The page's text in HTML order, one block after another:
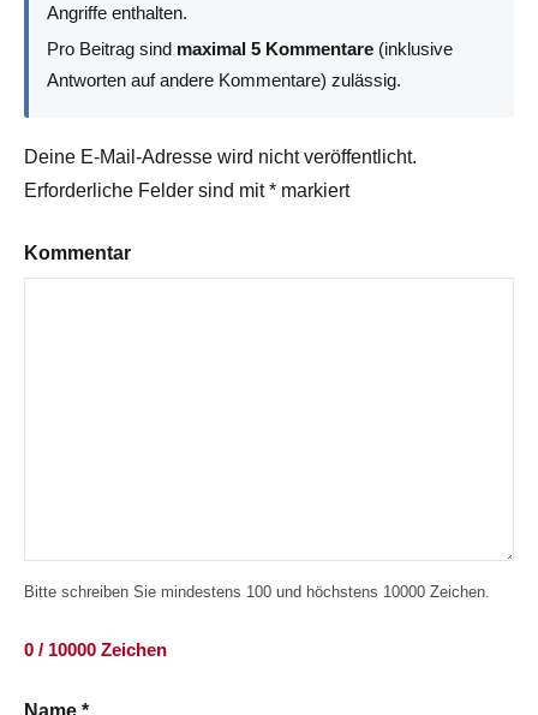
Angriffe enthalten.
Pro Beitrag sind maximal 5 Kommentare (inklusive
Antworten auf andere Kommentare) zulässig.
Deine E-Mail-Adresse wird nicht veröffentlicht.
Erforderliche Felder sind mit* markiert
Kommentar
Bitte schreiben Sie mindestens 100 und höchstens 10000 Zeichen.
0 / 10000 Zeichen
Name *